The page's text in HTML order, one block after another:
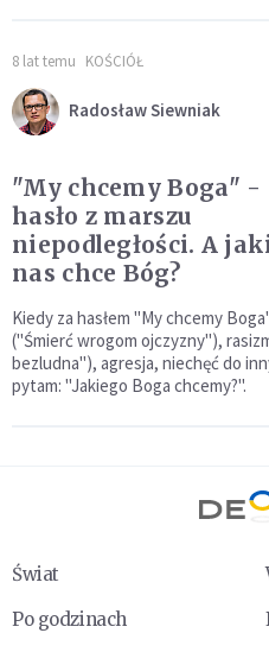
8 lat temu KOŚCIÓŁ
Radosław Siewniak
"My chcemy Boga" -
hasło z marszu
niepodległości. A
nas chce Bóg?
Kiedy za hasłem "My chcemy
("Śmierć wrogom ojczyzny"),
bezludna"), agresja, niechęć do
pytam: "Jakiego Boga chcemy?".
Świat
Po godzinach